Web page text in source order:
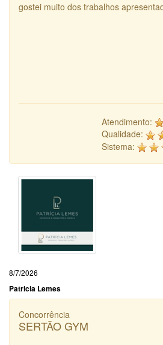
gostei muito dos trabalhos
Atendimento:
Qualidade:
Sistema:
8/7/2026
Patricia Lemes
Concorrência
SERTÃO GYM